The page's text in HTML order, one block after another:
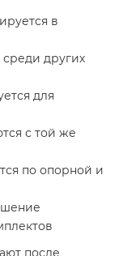
в
других
для
с той же
по опорной и
после